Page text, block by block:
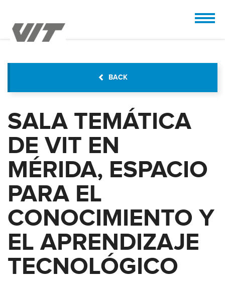
BACK
SALA TEMÁTICA
DE VIT EN
MÉRIDA, ESPACIO
PARA EL
CONOCIMIENTO Y
EL APRENDIZAJE
TECNOLÓGICO